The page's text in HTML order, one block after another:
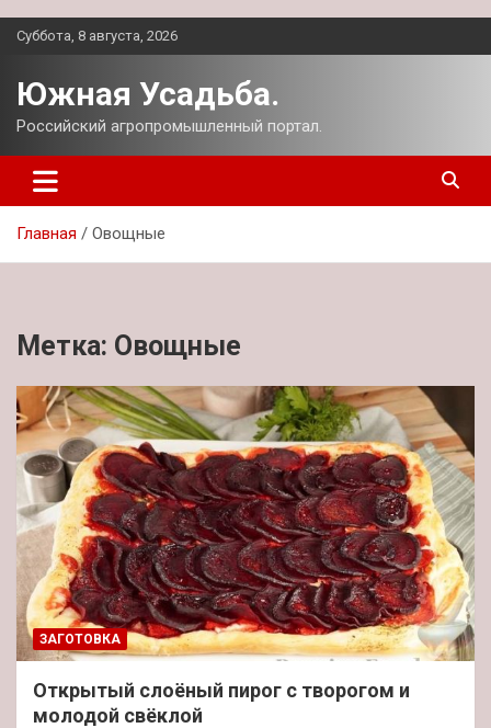
Перейти
Суббота, 8 августа, 2026
Южная Усадьба.
Российский агропромышленный портал.
Главная Овощные
Метка: Овощные
ЗАГОТОВКА
Открытый слоёный пирог с творогом и
молодой свёклой